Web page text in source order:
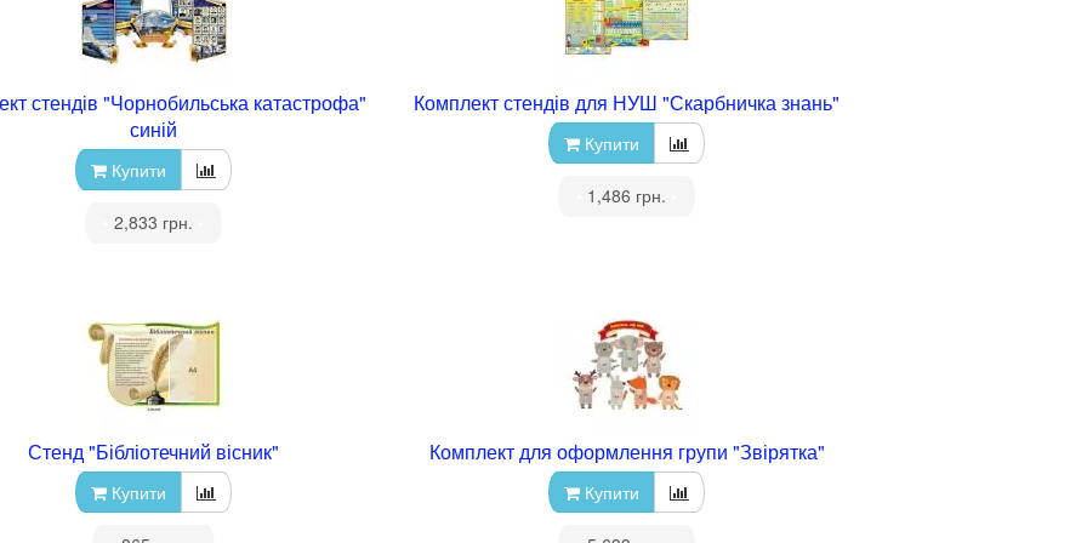
стендів "Чорнобильська катастрофа"
синій
Купити
2,833 грн.
Комплект стендів для НУШ "Скарбничка знань"
Купити
1,486 грн.
Стенд "Бібліотечний вісник"
Купити
Комплект для оформлення групи "Звірятка"
Купити